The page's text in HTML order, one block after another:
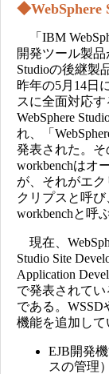
◆WebSphere
「IBM
開発ツール製品
Studioの後継製
昨年の5月14日
スに全面対応
WebSphere
れ、「
発表された。そ
workbenchはオ
が、それがエ
クリプスと呼び
workbenchと呼
現在、
Studio Site
Application
で発表されて
である。
機能を追加して
EJB開発
スの管理）